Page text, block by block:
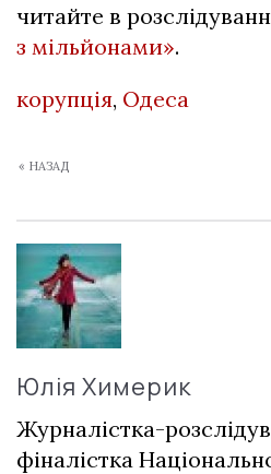
читайте в
з мільйонами».
корупція, Одеса
« НАЗАД
Юлія Химерик
Журналістка-
фіналістка